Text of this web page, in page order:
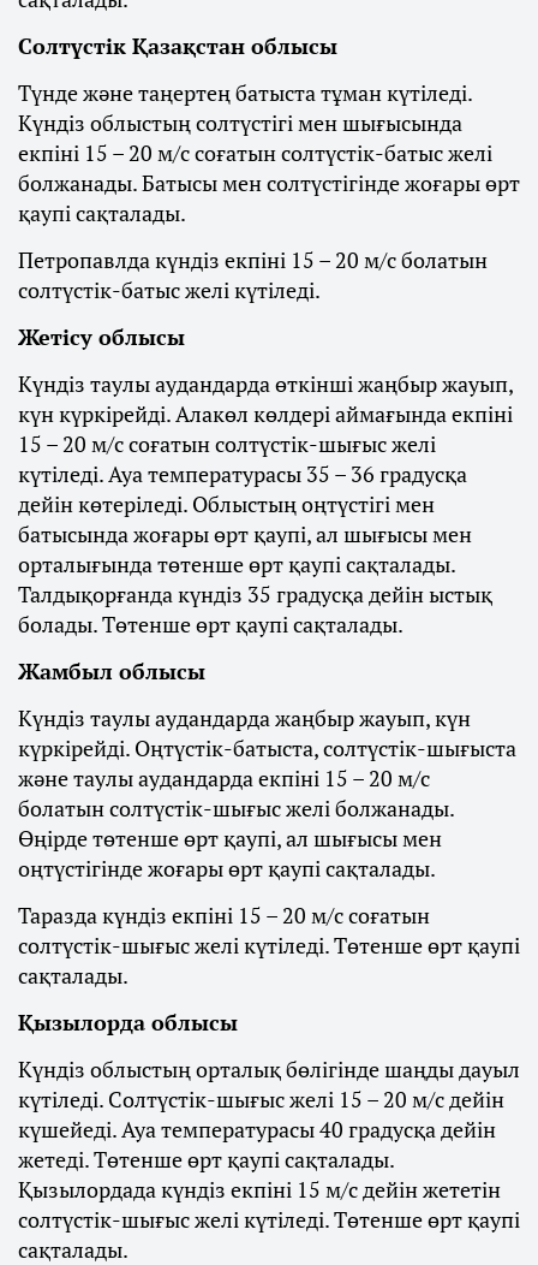
Солтүстік Қазақстан облысы
Түнде және таңертең батыста тұман күтіледі.
Күндіз облыстың солтүстігі мен шығысында
екпіні 15 – 20 м/с соғатын солтүстік-батыс желі
болжанады. Батысы мен солтүстігінде жоғары өрт
қаупі сақталады.
Петропавлда күндіз екпіні 15 – 20 м/с болатын
солтүстік-батыс желі күтіледі.
Жетісу облысы
Күндіз таулы аудандарда өткінші жаңбыр жауып,
күн күркірейді. Алакөл көлдері аймағында екпіні
15 – 20 м/с соғатын солтүстік-шығыс желі
күтіледі. Ауа температурасы 35 – 36 градусқа
дейін көтеріледі. Облыстың оңтүстігі мен
батысында жоғары өрт қаупі, ал шығысы мен
орталығында төтенше өрт қаупі сақталады.
Талдықорғанда күндіз 35 градусқа дейін ыстық
болады. Төтенше өрт қаупі сақталады.
Жамбыл облысы
Күндіз таулы аудандарда жаңбыр жауып, күн
күркірейді. Оңтүстік-батыста, солтүстік-шығыста
және таулы аудандарда екпіні 15 – 20 м/с
болатын солтүстік-шығыс желі болжанады.
Өңірде төтенше өрт қаупі, ал шығысы мен
оңтүстігінде жоғары өрт қаупі сақталады.
Таразда күндіз екпіні 15 – 20 м/с соғатын
солтүстік-шығыс желі күтіледі. Төтенше өрт қаупі
сақталады.
Қызылорда облысы
Күндіз облыстың орталық бөлігінде шаңды дауыл
күтіледі. Солтүстік-шығыс желі 15 – 20 м/с дейін
күшейеді. Ауа температурасы 40 градусқа дейін
жетеді. Төтенше өрт қаупі сақталады.
Қызылордада күндіз екпіні 15 м/с дейін жететін
солтүстік-шығыс желі күтіледі. Төтенше өрт қаупі
сақталады.